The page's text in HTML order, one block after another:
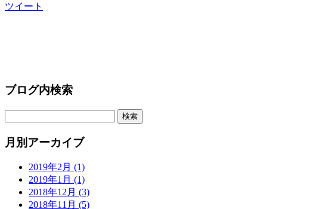
ツイート
ブログ内検索
月別アーカイブ
2019年2月 (1)
2019年1月 (1)
2018年12月 (3)
2018年11月 (5)